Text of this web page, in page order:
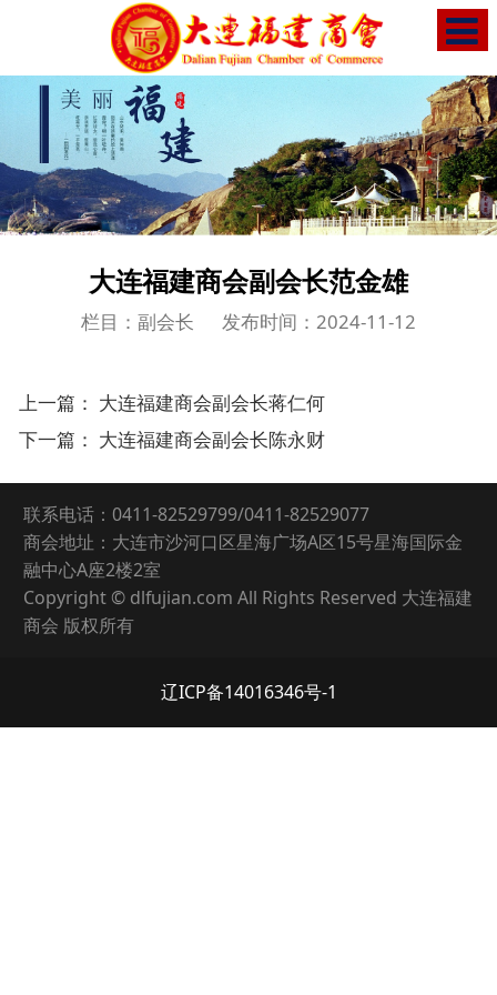
大连福建商会副会长范金雄
栏目：副会长 发布时间：2024-11-12
上一篇： 大连福建商会副会长蒋仁何
下一篇： 大连福建商会副会长陈永财
联系电话：0411-82529799/0411-82529077
商会地址：大连市沙河口区星海广场A区15号星海国际金
融中心A座2楼2室
Copyright © dlfujian.com All Rights Reserved 大连福建
商会 版权所有
辽ICP备14016346号-1